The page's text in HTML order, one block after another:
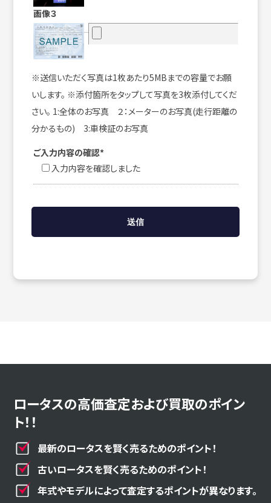
画像３
※送信いただく写真は1枚あたり5MBまでの容量でお願
いします。 ※添付箇所をタップして写真を3枚添付してくだ
さい。 1:全体のお写真 ２：メーターのお写真(走行距離の
分かるもの) 3:車検証のお写真
ご入力内容の確認*
入力内容を確認しました
ロータスの高価査定および買取のポイン
ト！！
最新のロータスを賢く売るためのポイント！
古いロータスを賢く売るためのポイント！
年式やモデルによって査定するポイントが異なります。